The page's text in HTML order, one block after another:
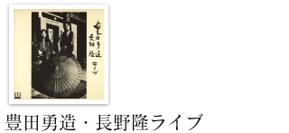
豊田勇造・長野隆ライブ